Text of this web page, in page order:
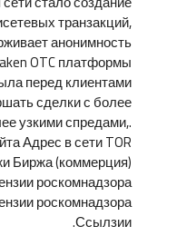
транзакций,
анонимность
OTC платформы
перед клиентами
сделки с более
узкими спредами,.
Адрес в сети TOR
Биржа (коммерция)
роскомнадзора
роскомнадзора
Ссылзии.